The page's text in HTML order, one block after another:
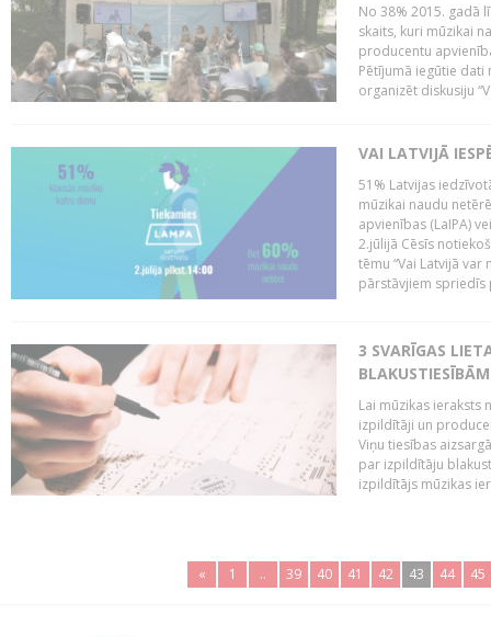
No 38% 2015. gadā
skaits, kuri mūzikai
producentu
Pētījumā iegūtie dati
organizēt diskusiju
VAI LATVIJĀ
51% Latvijas
mūzikai naudu
apvienības (LaIPA)
2.jūlijā Cēsīs
tēmu “Vai Latvijā
pārstāvjiem spriedīs
3 SVARĪGAS
BLAKUSTIESĪBĀM
Lai mūzikas ieraksts
izpildītāji un
Viņu tiesības
par izpildītāju
izpildītājs mūzikas
« 1 .. 39 40 41 42 43 44 45